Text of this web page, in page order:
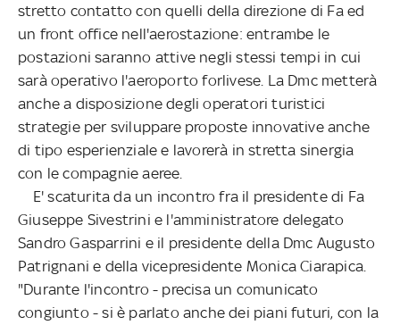
stretto contatto con quelli della direzione di Fa ed
un front office nell'aerostazione: entrambe le
postazioni saranno attive negli stessi tempi in cui
sarà operativo l'aeroporto forlivese. La Dmc metterà
anche a disposizione degli operatori turistici
strategie per sviluppare proposte innovative anche
di tipo esperienziale e lavorerà in stretta sinergia
con le compagnie aeree.
E' scaturita da un incontro fra il presidente di Fa
Giuseppe Sivestrini e l'amministratore delegato
Sandro Gasparrini e il presidente della Dmc Augusto
Patrignani e della vicepresidente Monica Ciarapica.
"Durante l'incontro - precisa un comunicato
congiunto - si è parlato anche dei piani futuri, con la